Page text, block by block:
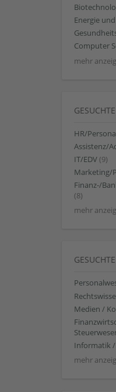
Energie
Computer
mehr
HR/
Assistenz/
IT/EDV (9)
Marketing/
Finanz-/
(8)
mehr
Medien /
Informatik /
mehr